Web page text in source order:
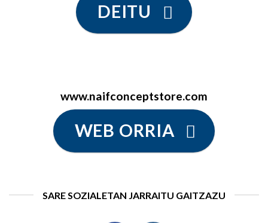
DEITU
www.naifconceptstore.com
WEB ORRIA
SARE SOZIALETAN JARRAITU GAITZAZU